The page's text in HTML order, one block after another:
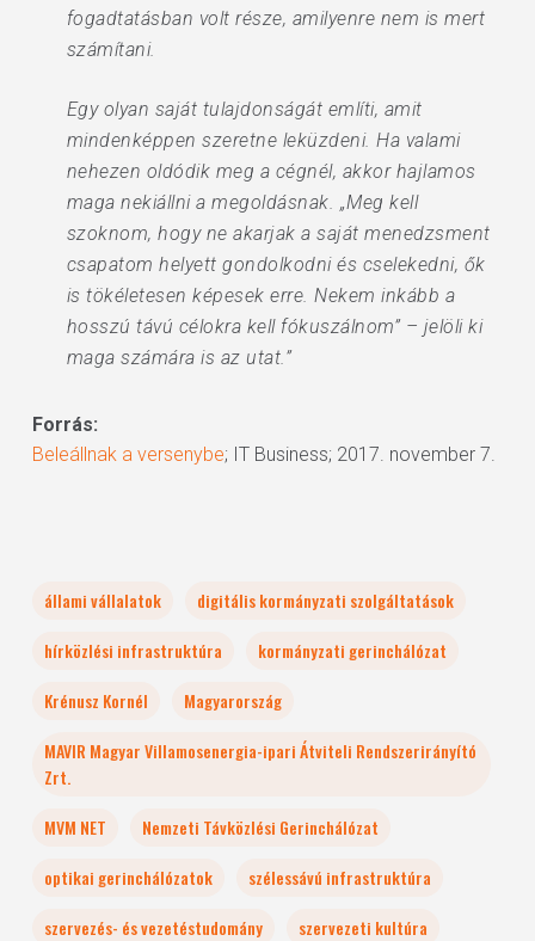
fogadtatásban volt része, amilyenre nem is mert
számítani.
Egy olyan saját tulajdonságát említi, amit
mindenképpen szeretne leküzdeni. Ha valami
nehezen oldódik meg a cégnél, akkor hajlamos
maga nekiállni a megoldásnak. „Meg kell
szoknom, hogy ne akarjak a saját menedzsment
csapatom helyett gondolkodni és cselekedni, ők
is tökéletesen képesek erre. Nekem inkább a
hosszú távú célokra kell fókuszálnom” – jelöli ki
maga számára is az utat.”
Forrás:
Beleállnak a versenybe; IT Business; 2017. november 7.
állami vállalatok
digitális kormányzati szolgáltatások
hírközlési infrastruktúra
kormányzati gerinchálózat
Krénusz Kornél
Magyarország
MAVIR Magyar Villamosenergia-ipari Átviteli Rendszerirányító
Zrt.
MVM NET
Nemzeti Távközlési Gerinchálózat
optikai gerinchálózatok
szélessávú infrastruktúra
szervezés- és vezetéstudomány
szervezeti kultúra